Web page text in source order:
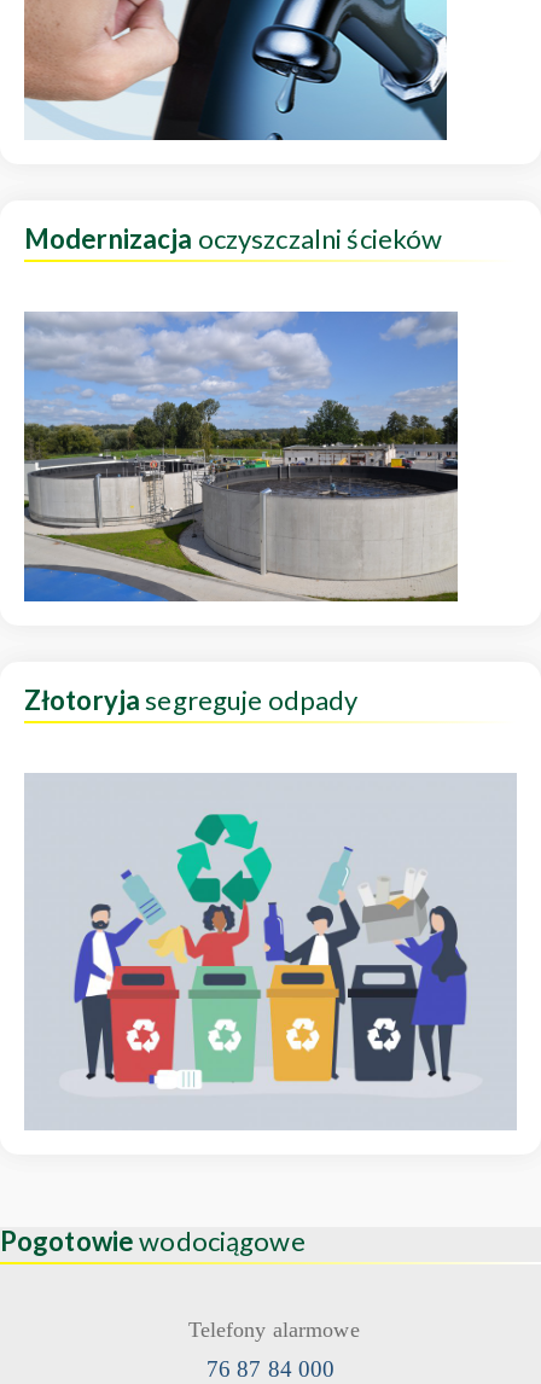
Modernizacja oczyszczalni ścieków
Złotoryjasegreguje odpady
Pogotowiewodociągowe
Telefony alarmowe
76 87 84 000